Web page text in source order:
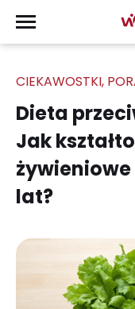
CIEKAWOSTKI,
Dieta
Jak
lat?